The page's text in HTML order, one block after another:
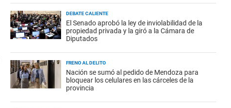
DEBATE CALIENTE
El Senado aprobó la ley de inviolabilidad de la
propiedad privada y la giró a la Cámara de
Diputados
FRENO AL DELITO
Nación se sumó al pedido de Mendoza para
bloquear los celulares en las cárceles de la
provincia